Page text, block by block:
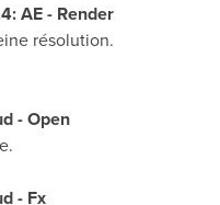
AE - Render
pleine résolution.
Aud - Open
Aud - Fx